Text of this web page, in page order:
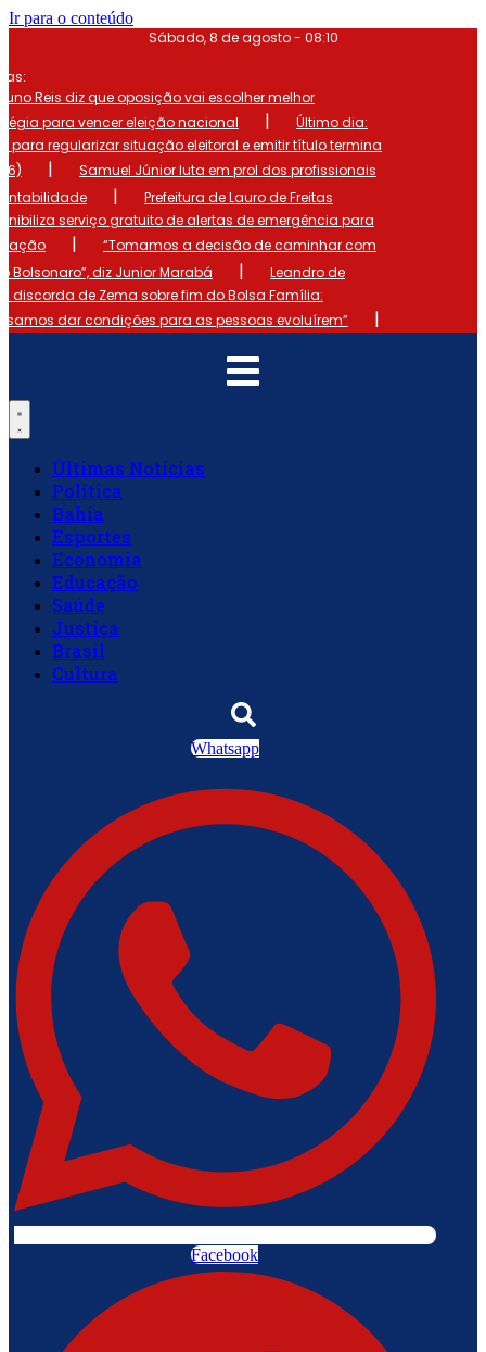
Ir para o conteúdo
Sábado, 8 de agosto - 08:10
Reis diz que oposição vai escolher melhor
para vencer eleição nacional
|
Último dia:
para regularizar situação eleitoral e emitir título termina
|
Samuel Júnior luta em prol dos profissionais
|
Prefeitura de Lauro de Freitas
serviço gratuito de alertas de emergência para
|
“Tomamos a decisão de caminhar com
Bolsonaro”, diz Junior Marabá
|
Leandro de
discorda de Zema sobre fim do Bolsa Família:
dar condições para as pessoas evoluírem”
|
Últimas Notícias
Política
Bahia
Esportes
Economia
Educação
Saúde
Justiça
Brasil
Cultura
Whatsapp
Facebook